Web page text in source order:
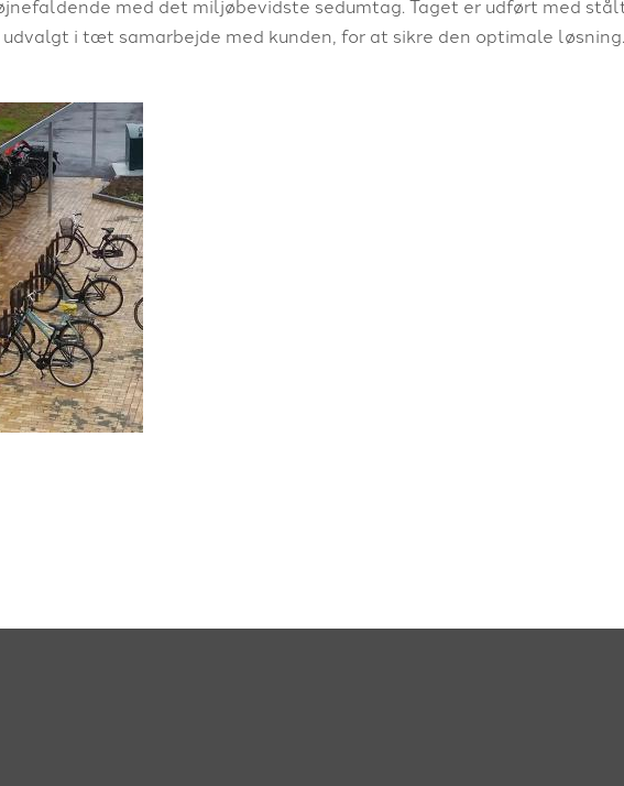
med det miljøbevidste sedumtag. Taget er udført med
i tæt samarbejde med kunden, for at sikre den optimale løsning.